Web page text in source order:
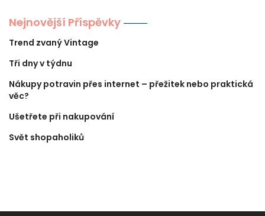
Nejnovější Příspěvky
Trend zvaný Vintage
Tři dny v týdnu
Nákupy potravin přes internet – přežitek nebo praktická
věc?
Ušetřete při nakupování
Svět shopaholiků